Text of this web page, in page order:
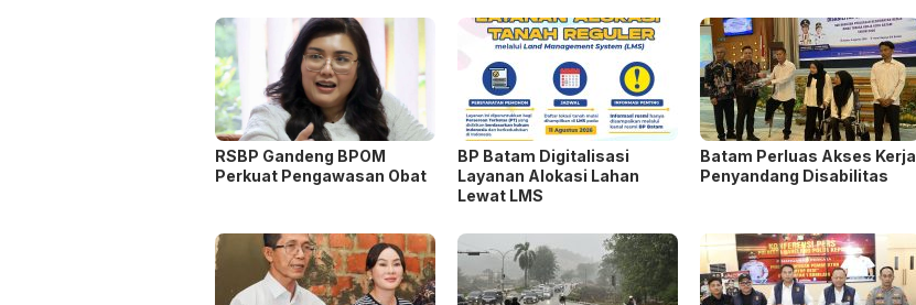
RSBP Gandeng BPOM
Perkuat Pengawasan Obat
BP Batam Digitalisasi
Layanan Alokasi Lahan
Lewat LMS
Batam Perluas Akses Kerja
Penyandang Disabilitas